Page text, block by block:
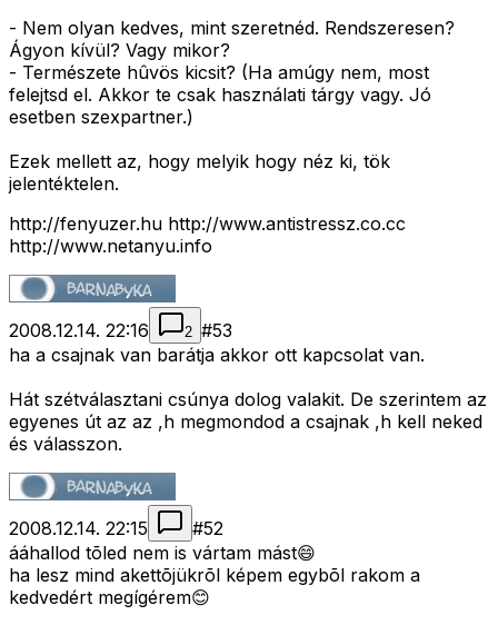
- Nem olyan kedves, mint szeretnéd. Rendszeresen?
Ágyon kívül? Vagy mikor?
- Természete hûvös kicsit? (Ha amúgy nem, most
felejtsd el. Akkor te csak használati tárgy vagy. Jó
esetben szexpartner.)
Ezek mellett az, hogy melyik hogy néz ki, tök
jelentéktelen.
http://fenyuzer.hu http://www.antistressz.co.cc
http://www.netanyu.info
2008.12.14. 22:16 2 #53
ha a csajnak van barátja akkor ott kapcsolat van.
Hát szétválasztani csúnya dolog valakit. De szerintem az
egyenes út az az ,h megmondod a csajnak ,h kell neked
és válasszon.
2008.12.14. 22:15 #52
ááhallod tõled nem is vártam mást😄
ha lesz mind akettõjükrõl képem egybõl rakom a
kedvedért megígérem😊